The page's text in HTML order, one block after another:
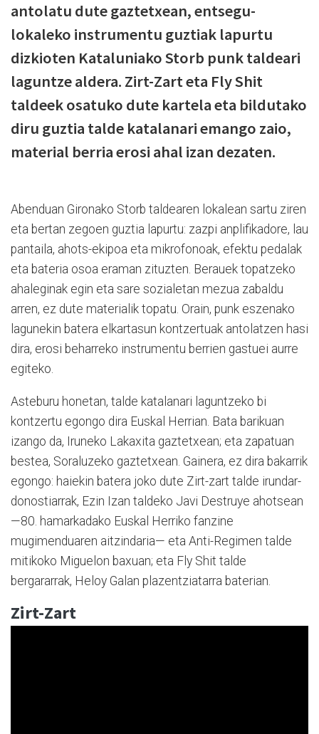
antolatu dute gaztetxean, entsegu-
lokaleko instrumentu guztiak lapurtu
dizkioten Kataluniako Storb punk taldeari
laguntze aldera. Zirt-Zart eta Fly Shit
taldeek osatuko dute kartela eta bildutako
diru guztia talde katalanari emango zaio,
material berria erosi ahal izan dezaten.
Abenduan Gironako Storb taldearen lokalean sartu ziren
eta bertan zegoen guztia lapurtu: zazpi anplifikadore, lau
pantaila, ahots-ekipoa eta mikrofonoak, efektu pedalak
eta bateria osoa eraman zituzten. Berauek topatzeko
ahaleginak egin eta sare sozialetan mezua zabaldu
arren, ez dute materialik topatu. Orain, punk eszenako
lagunekin batera elkartasun kontzertuak antolatzen hasi
dira, erosi beharreko instrumentu berrien gastuei aurre
egiteko.
Asteburu honetan, talde katalanari laguntzeko bi
kontzertu egongo dira Euskal Herrian. Bata barikuan
izango da, Iruneko Lakaxita gaztetxean; eta zapatuan
bestea, Soraluzeko gaztetxean. Gainera, ez dira bakarrik
egongo: haiekin batera joko dute Zirt-zart talde irundar-
donostiarrak, Ezin Izan taldeko Javi Destruye ahotsean
—80. hamarkadako Euskal Herriko fanzine
mugimenduaren aitzindaria— eta Anti-Regimen talde
mitikoko Miguelon baxuan; eta Fly Shit talde
bergararrak, Heloy Galan plazentziatarra baterian.
Zirt-Zart